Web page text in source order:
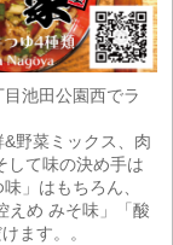
池田公園西でラ
野菜ミックス、肉
して味の決め手は
」はもちろん、
えめ みそ味」「酸
ます。。